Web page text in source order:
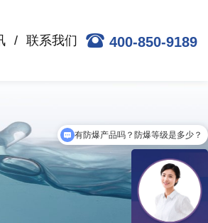
400-850-9189
联系我们
AGV无线充电解决方案？